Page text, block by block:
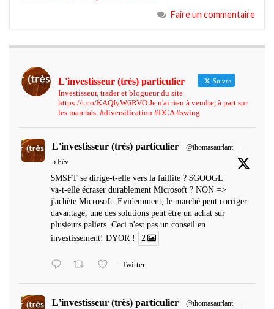
Faire un commentaire
L'investisseur (très) particulier Suivre
Investisseur, trader et blogueur du site
https://t.co/KAQIyW6RVO Je n'ai rien à vendre, à part sur
les marchés. #diversification #DCA #swing
L'investisseur (très) particulier @thomasaurlant
·
5 Fév
$MSFT se dirige-t-elle vers la faillite ? $GOOGL
va-t-elle écraser durablement Microsoft ? NON =>
j'achète Microsoft. Evidemment, le marché peut corriger
davantage, une des solutions peut être un achat sur
plusieurs paliers. Ceci n'est pas un conseil en
investissement! DYOR !
2
Twitter
L'investisseur (très) particulier @thomasaurlant
·